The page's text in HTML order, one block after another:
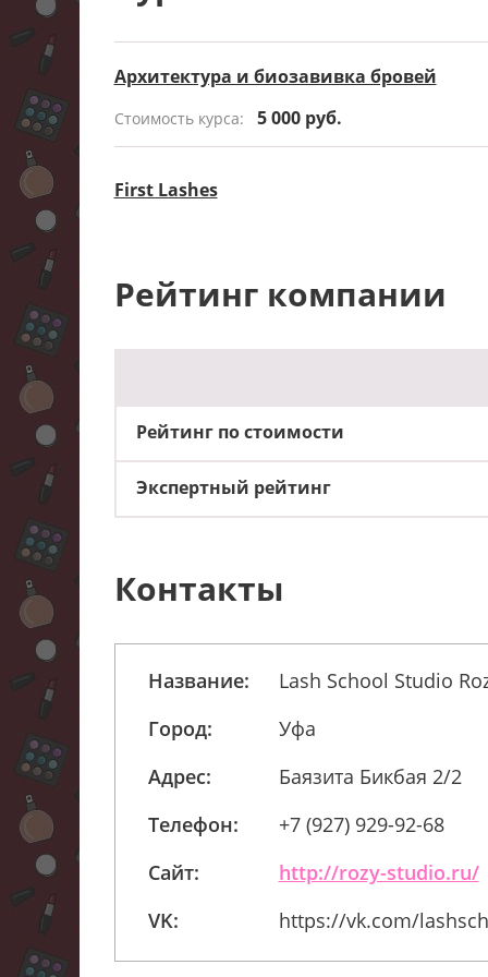
Архитектура и биозавивка бровей
Стоимость курса: 5 000 руб.
First Lashes
Рейтинг компании
Рейтинг по стоимости
Экспертный рейтинг
Контакты
Название:
Lash School Studio
Город:
Уфа
Адрес:
Баязита Бикбая 2/2
Телефон:
+7 (927) 929-92-68
Сайт:
http://rozy-studio.ru/
VK:
https://vk.com/